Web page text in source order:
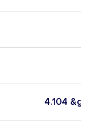
4.104